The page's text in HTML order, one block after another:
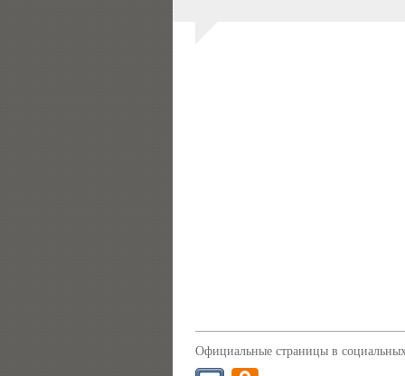
Официальные страницы в социальных